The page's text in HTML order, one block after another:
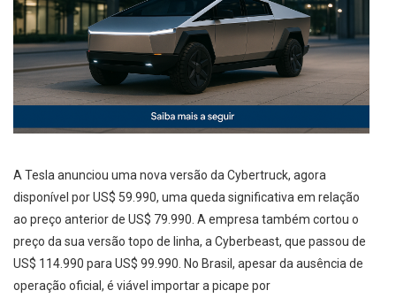
A Tesla anunciou uma nova versão da Cybertruck, agora
disponível por US$ 59.990, uma queda significativa em relação
ao preço anterior de US$ 79.990. A empresa também cortou o
preço da sua versão topo de linha, a Cyberbeast, que passou de
US$ 114.990 para US$ 99.990. No Brasil, apesar da ausência de
operação oficial, é viável importar a picape por